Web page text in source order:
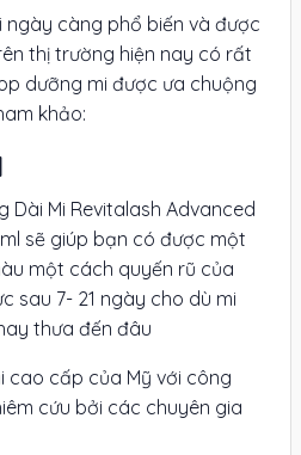
ngày càng phổ biến và được
thị trường hiện nay có rất
dưỡng mi được ưa chuộng
khảo:
Dài Mi Revitalash Advanced
sẽ giúp bạn có được một
một cách quyến rũ của
sau 7- 21 ngày cho dù mi
thưa đến đâu
cao cấp của Mỹ với công
cứu bởi các chuyên gia